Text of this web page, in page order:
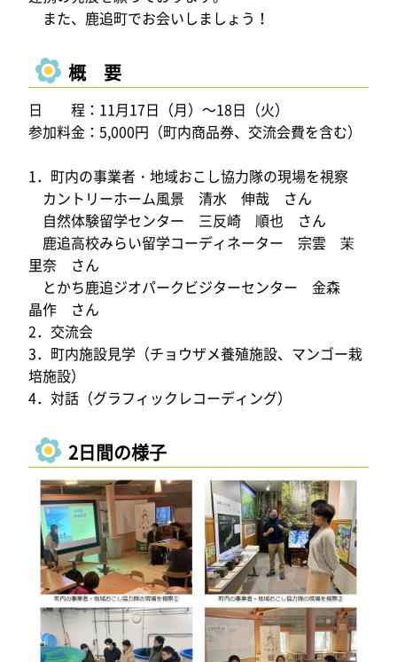
また、鹿追町でお会いしましょう！
概 要
日 程：11月17日（月）～18日（火）
参加料金：5,000円（町内商品券、交流会費を含む）
1．町内の事業者・地域おこし協力隊の現場を視察
カントリーホーム風景 清水 伸哉 さん
自然体験留学センター 三反崎 順也 さん
鹿追高校みらい留学コーディネーター 宗雲 茉
里奈 さん
とかち鹿追ジオパークビジターセンター 金森
晶作 さん
2．交流会
3．町内施設見学（チョウザメ養殖施設、マンゴー栽
培施設）
4．対話（グラフィックレコーディング）
2日間の様子